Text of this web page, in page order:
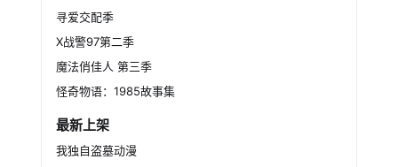
寻爱交配季
X战警97第二季
魔法俏佳人 第三季
怪奇物语：1985故事集
最新上架
我独自盗墓动漫